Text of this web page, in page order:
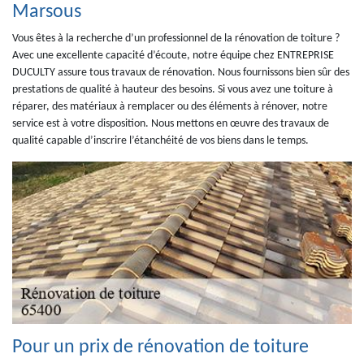
Marsous
Vous êtes à la recherche d’un professionnel de la rénovation de toiture ?
Avec une excellente capacité d’écoute, notre équipe chez ENTREPRISE
DUCULTY assure tous travaux de rénovation. Nous fournissons bien sûr des
prestations de qualité à hauteur des besoins. Si vous avez une toiture à
réparer, des matériaux à remplacer ou des éléments à rénover, notre
service est à votre disposition. Nous mettons en œuvre des travaux de
qualité capable d’inscrire l’étanchéité de vos biens dans le temps.
Pour un prix de rénovation de toiture